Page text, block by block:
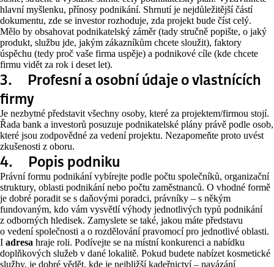
hlavní myšlenku, přínosy podnikání. Shrnutí je nejdůležitější částí
dokumentu, zde se investor rozhoduje, zda projekt bude číst celý.
Mělo by obsahovat podnikatelský záměr (tady stručně popište, o jaký
produkt, službu jde, jakým zákazníkům chcete sloužit), faktory
úspěchu (tedy proč vaše firma uspěje) a podnikové cíle (kde chcete
firmu vidět za rok i deset let).
3. Profesní a osobní údaje o vlastnících
firmy
Je nezbytné představit všechny osoby, které za projektem/firmou stojí.
Řada bank a investorů posuzuje podnikatelské plány právě podle osob,
které jsou zodpovědné za vedení projektu. Nezapomeňte proto uvést
zkušenosti z oboru.
4. Popis podniku
Právní formu podnikání vybírejte podle počtu společníků, organizační
struktury, oblasti podnikání nebo počtu zaměstnanců. O vhodné formě
je dobré poradit se s daňovými poradci, právníky – s někým
fundovaným, kdo vám vysvětlí výhody jednotlivých typů podnikání
z odborných hledisek. Zamyslete se také, jakou máte představu
o vedení společnosti a o rozdělování pravomocí pro jednotlivé oblasti.
I adresa hraje roli. Podívejte se na místní konkurenci a nabídku
doplňkových služeb v dané lokalitě. Pokud budete nabízet kosmetické
služby, je dobré vědět, kde je nejbližší kadeřnictví – navázání